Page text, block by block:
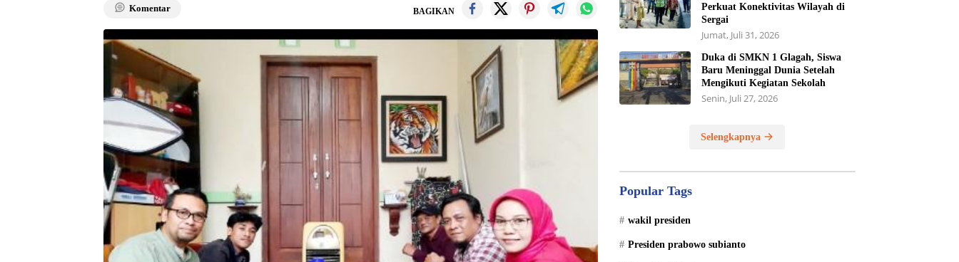
Komentar BAGIKAN
Perkuat Konektivitas Wilayah di
Sergai
Jumat, Juli 31, 2026
Duka di SMKN 1 Glagah, Siswa
Baru Meninggal Dunia Setelah
Mengikuti Kegiatan Sekolah
Senin, Juli 27, 2026
Selengkapnya
Popular Tags
wakil presiden
Presiden prabowo subianto